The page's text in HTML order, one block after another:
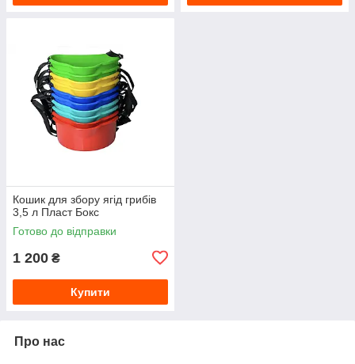
Кошик для збору ягід грибів
3,5 л Пласт Бокс
Готово до відправки
1 200 ₴
Купити
Про нас